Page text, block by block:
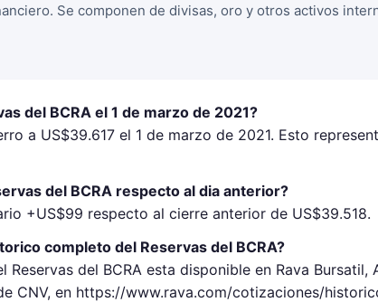
Se componen de divisas, oro y otros activos
del BCRA el 1 de marzo de 2021?
a US$39.617 el 1 de marzo de 2021. Esto
del BCRA respecto al dia anterior?
+US$99 respecto al cierre anterior de US$39.518.
completo del Reservas del BCRA?
del BCRA esta disponible en Rava Bursatil,
CNV, en https://www.rava.com/cotizaciones/